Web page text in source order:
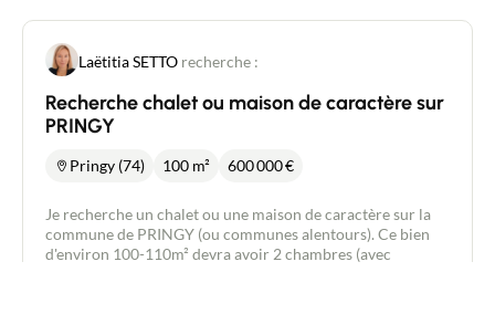
Laëtitia SETTO recherche :
Recherche chalet ou maison de caractère sur
PRINGY
Pringy (74) 100 m² 600 000€
Je recherche un chalet ou une maison de caractère sur la
commune de PRINGY (ou communes alentours). Ce bien
d'environ 100-110m² devra avoir 2 chambres (avec